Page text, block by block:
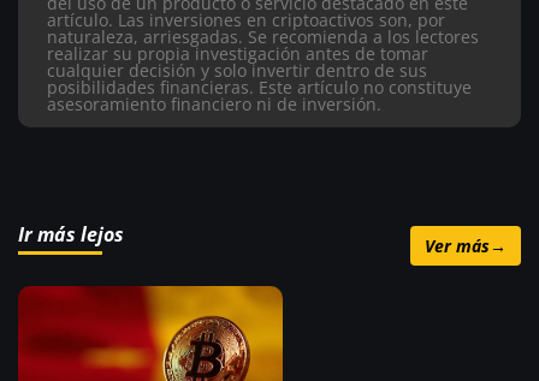
artículo. Las inversiones en criptoactivos son, por
naturaleza, arriesgadas. Se recomienda a los lectores
realizar su propia investigación antes de tomar
cualquier decisión y solo invertir dentro de sus
posibilidades financieras. Este artículo no constituye
asesoramiento financiero ni de inversión.
Ir más lejos Ver más→